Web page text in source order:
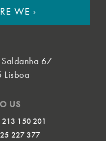
WE ›
67
Lisboa
US
213 150 201
227 377